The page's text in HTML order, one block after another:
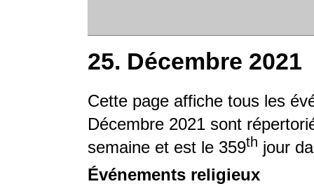
25. Décembre 2021
Cette page affiche tous les
Décembre 2021 sont
semaine et est le 359th jour
Événements religieux